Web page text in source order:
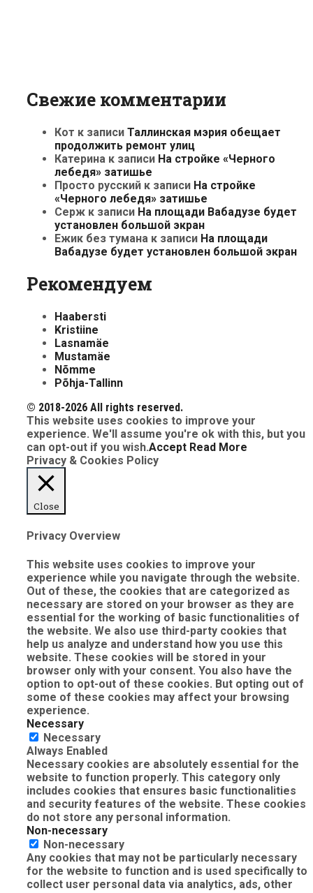
Свежие комментарии
Кот к записи Таллинская мэрия обещает
продолжить ремонт улиц
Катерина к записи На стройке «Черного
лебедя» затишье
Просто русский к записи На стройке
«Черного лебедя» затишье
Серж к записи На площади Вабадузе будет
установлен большой экран
Ежик без тумана к записи На площади
Вабадузе будет установлен большой экран
Рекомендуем
Haabersti
Kristiine
Lasnamäe
Mustamäe
Nõmme
Põhja-Tallinn
© 2018-2026 All rights reserved.
This website uses cookies to improve your
experience. We'll assume you're ok with this, but you
can opt-out if you wish.Accept Read More
Privacy & Cookies Policy
Close
Privacy Overview
This website uses cookies to improve your
experience while you navigate through the website.
Out of these, the cookies that are categorized as
necessary are stored on your browser as they are
essential for the working of basic functionalities of
the website. We also use third-party cookies that
help us analyze and understand how you use this
website. These cookies will be stored in your
browser only with your consent. You also have the
option to opt-out of these cookies. But opting out of
some of these cookies may affect your browsing
experience.
Necessary
Necessary
Always Enabled
Necessary cookies are absolutely essential for the
website to function properly. This category only
includes cookies that ensures basic functionalities
and security features of the website. These cookies
do not store any personal information.
Non-necessary
Non-necessary
Any cookies that may not be particularly necessary
for the website to function and is used specifically to
collect user personal data via analytics, ads, other